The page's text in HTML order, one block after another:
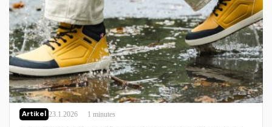
Artikel 23.1.2026 1 minutes